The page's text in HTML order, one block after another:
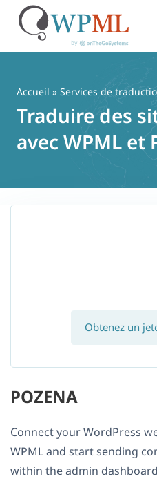
contenu
Accueil » Services de
Traduire des
avec WPML et
Obtenez un
POZENA
Connect your WordPress
WPML and start sending
within the admin